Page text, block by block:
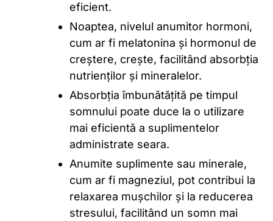
eficient.
Noaptea, nivelul anumitor hormoni,
cum ar fi melatonina și hormonul de
creștere, crește, facilitând absorbția
nutrienților și mineralelor.
Absorbția îmbunătățită pe timpul
somnului poate duce la o utilizare
mai eficientă a suplimentelor
administrate seara.
Anumite suplimente sau minerale,
cum ar fi magneziul, pot contribui la
relaxarea mușchilor și la reducerea
stresului, facilitând un somn mai